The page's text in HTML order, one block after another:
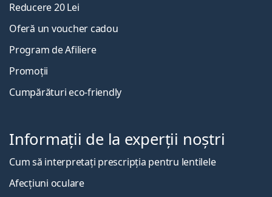
Reducere 20 Lei
Oferă un voucher cadou
Program de Afiliere
Promoții
Cumpărături eco-friendly
Informații de la experții noștri
Cum să interpretați prescripția pentru lentilele
Afecțiuni oculare